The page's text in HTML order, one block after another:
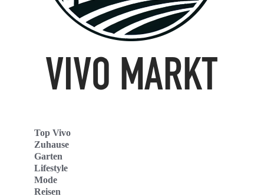
Top Vivo
Zuhause
Garten
Lifestyle
Mode
Reisen